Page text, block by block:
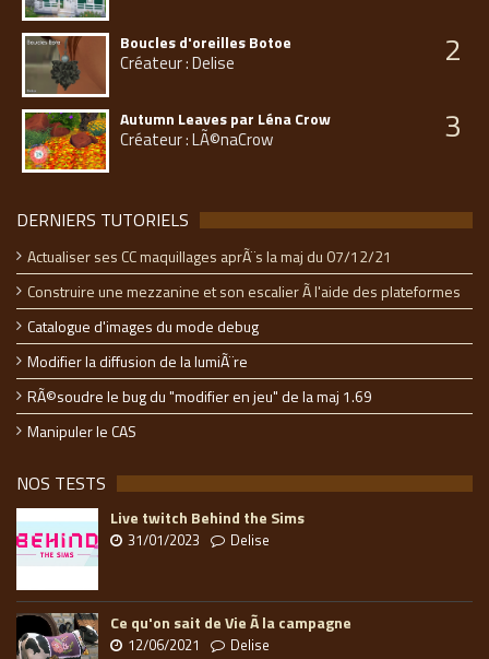
Boucles d'oreilles Botoe
Créateur : Delise 2
Autumn Leaves par Léna Crow
Créateur : LÃ©naCrow 3
DERNIERS TUTORIELS
Actualiser ses CC maquillages aprÃ¨s la maj du 07/12/21
Construire une mezzanine et son escalier Ã l'aide des plateformes
Catalogue d'images du mode debug
Modifier la diffusion de la lumiÃ¨re
RÃ©soudre le bug du "modifier en jeu" de la maj 1.69
Manipuler le CAS
NOS TESTS
Live twitch Behind the Sims
31/01/2023 Delise
Ce qu'on sait de Vie Ã la campagne
12/06/2021 Delise